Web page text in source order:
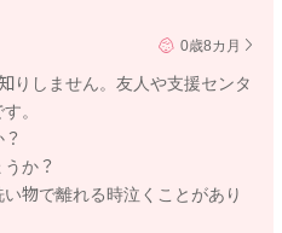
0歳8カ月
りしません。友人や支援センタ
。
か？
物で離れる時泣くことがあり